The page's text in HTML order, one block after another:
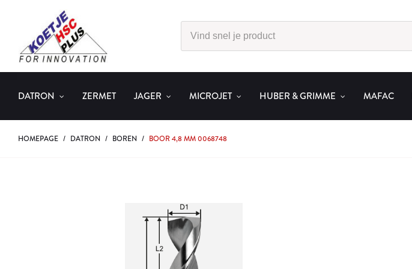
DATRON ZERMET JAGER MICROJET HUBER & GRIMME MAFAC
HOMEPAGE / DATRON / BOREN / BOOR 4,8 MM 0068748